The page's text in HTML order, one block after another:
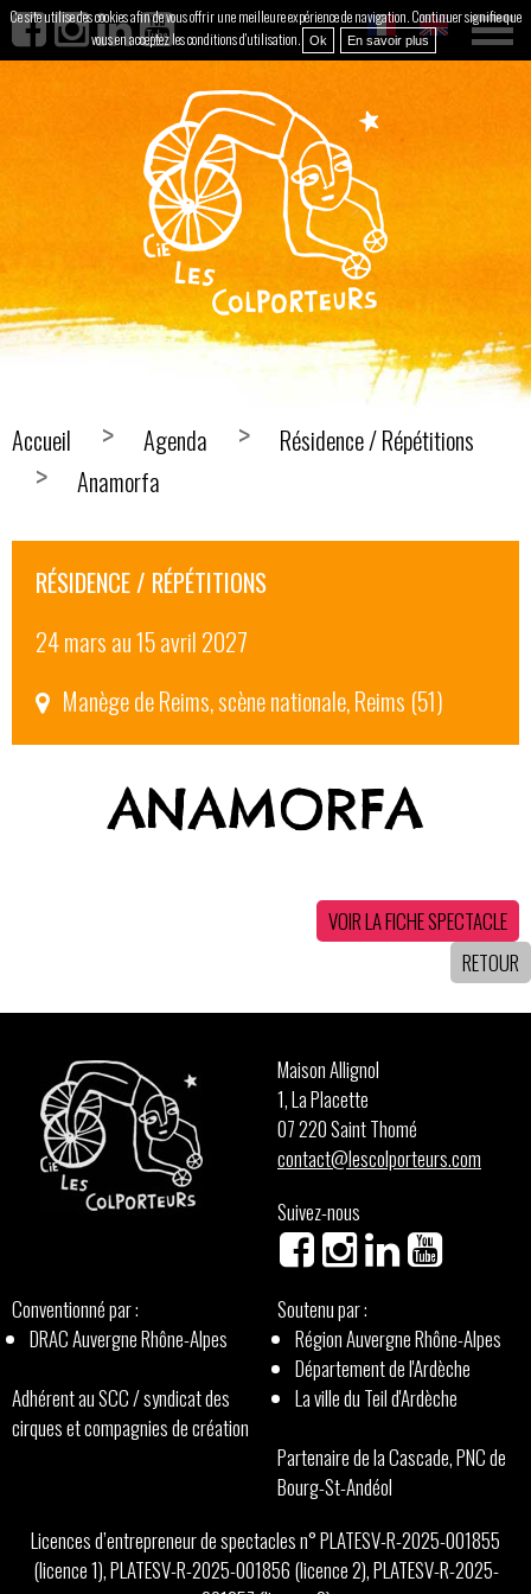
Accueil Agenda
Résidence / Répétitions
Anamorfa
RÉSIDENCE / RÉPÉTITIONS
24 mars au 15 avril 2027
Manège de Reims, scène nationale, Reims (51)
ANAMORFA
VOIR LA FICHE SPECTACLE
RETOUR
Maison Allignol
1, La Placette
07 220 Saint Thomé
contact@lescolporteurs.com
Suivez-nous
Conventionné par :
DRAC Auvergne Rhône-Alpes
Adhérent au SCC / syndicat des
cirques et compagnies de création
Soutenu par :
Région Auvergne Rhône-Alpes
Département de l'Ardèche
La ville du Teil d'Ardèche
Partenaire de la Cascade, PNC de
Bourg-St-Andéol
Licences d’entrepreneur de spectacles n° PLATESV-R-2025-001855
(licence 1), PLATESV-R-2025-001856 (licence 2), PLATESV-R-2025-
Ce site utilise des cookies afin de vous offrir une meilleure expérience de navigation. Continuer signifie que
vous en acceptez les conditions d'utilisation.
Ok En savoir plus